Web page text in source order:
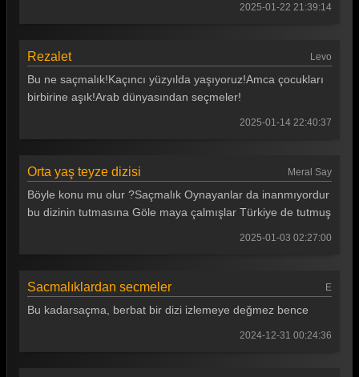
2025-01-22 21:39:14
Rezalet Levo
Bu ne saçmalık!Kaçıncı yüzyılda yaşıyoruz!Amca çocukları
birbirine aşık!Arab dünyasından seçmeler!
2025-01-14 22:40:37
Orta yaş teyze dizisi Meral Say
Böyle konu mu olur ?Saçmalık Oynayanlar da inanmıyordur
bu dizinin tutmasına Göle maya çalmışlar Türkiye de tutmuş
2025-01-03 02:27:00
Sacmalıklardan secmeler E
Bu kadarsaçma, berbat bir dizi izlemeye değmez bence
2024-12-31 00:24:36